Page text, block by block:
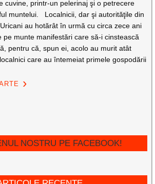
cuvine, printr-un pelerinaj şi o petrecere
muntelui. Localnicii, dar şi autorităţile din
au hotărât în urmă cu circa zece ani
pe munte manifestări care să-i cinstească
pentru că, spun ei, acolo au murit atât
care au întemeiat primele gospodării
NOSTRU PE FACEBOOK!